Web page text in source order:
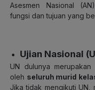
Asesmen Nasional
fungsi dan tujuan yang
Ujian Nasional
UN dulunya merupakan
oleh seluruh murid
Jika tidak mengikuti UN,